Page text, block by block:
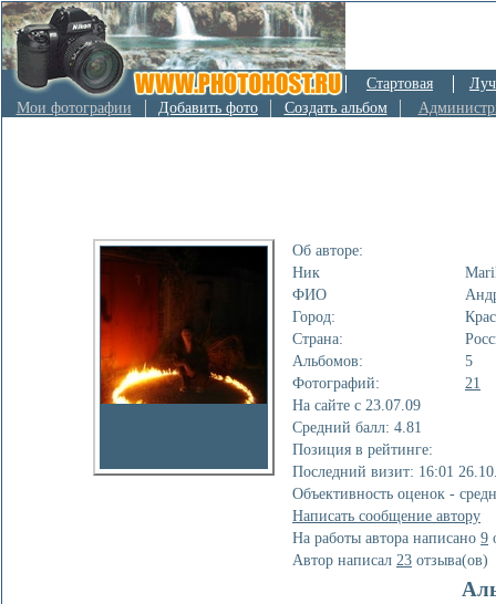
Стартовая
Мои фотографии
Добавить фото Создать альбом
Об авторе:
Ник
ФИО
Город:
Страна:
Альбомов:
5
Фотографий:
21
На сайте с 23.07.09
Cредний балл: 4.81
Позиция в рейтинге:
Последний визит: 16:01
Объективность оценок -
Написать сообщение автору
На работы автора написано 9
Автор написал 23 отзывa(ов)